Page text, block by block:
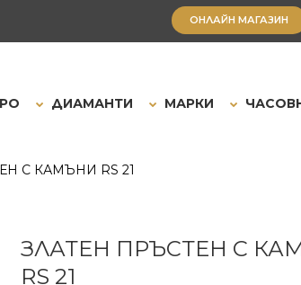
ОНЛАЙН МАГАЗИН
ДИАМАНТИ МАРКИ
С КАМЪНИ RS 21
ЗЛАТЕН ПРЪСТЕН С
RS 21